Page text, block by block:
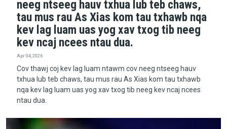
neeg ntseeg hauv txhua lub teb chaws,
tau mus rau As Xias kom tau txhawb nqa
kev lag luam uas yog xav txog tib neeg
kev ncaj ncees ntau dua.
Apr 04, 2026
Cov thawj coj kev lag luam ntawm cov neeg ntseeg hauv
txhua lub teb chaws, tau mus rau As Xias kom tau txhawb
nqa kev lag luam uas yog xav txog tib neeg kev ncaj ncees
ntau dua.